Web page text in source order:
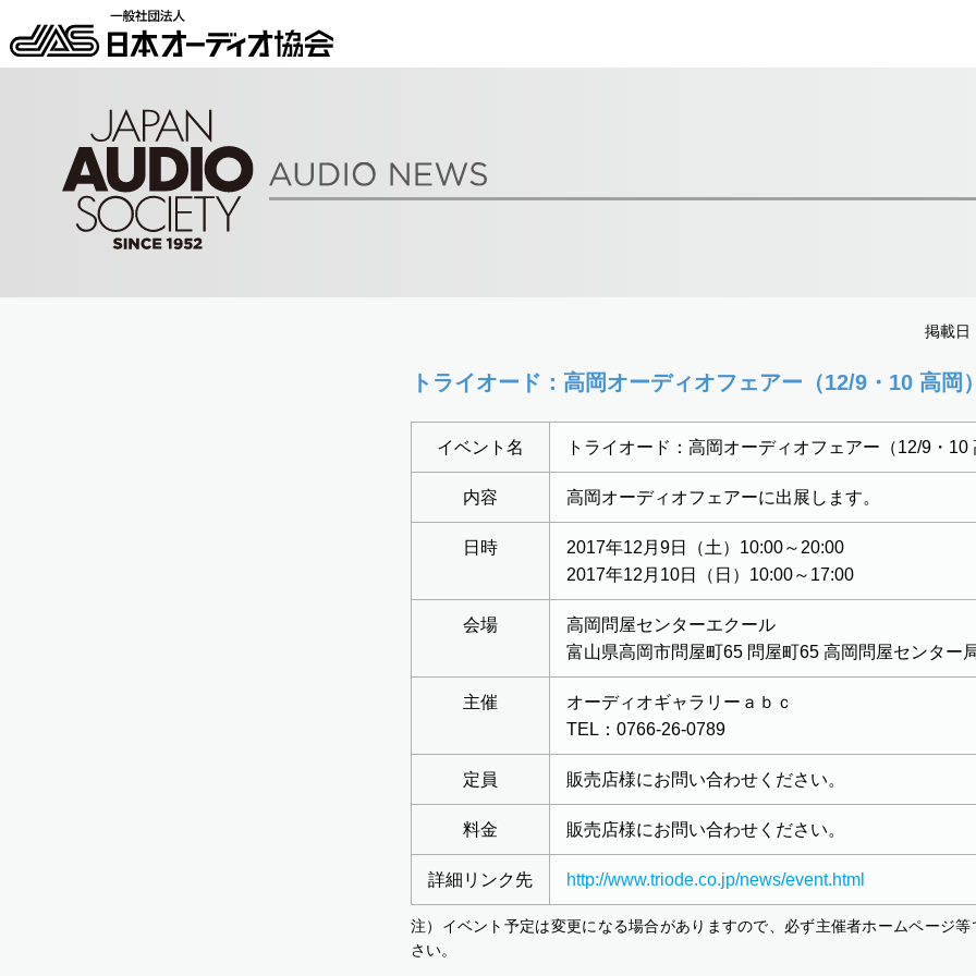
掲載日
トライオード：高岡オーディオフェアー（12/9・10 高岡）
イベント名 トライオード：高岡オーディオフェアー（12/9・10
内容 高岡オーディオフェアーに出展します。
日時
2017年12月9日（土）10:00～20:00
2017年12月10日（日）10:00～17:00
会場
高岡問屋センターエクール
富山県高岡市問屋町65 問屋町65 高岡問屋センター
主催
オーディオギャラリーａｂｃ
TEL：0766-26-0789
定員 販売店様にお問い合わせください。
料金 販売店様にお問い合わせください。
詳細リンク先 http://www.triode.co.jp/news/event.html
注）イベント予定は変更になる場合がありますので、必ず主催者ホームページ等
さい。